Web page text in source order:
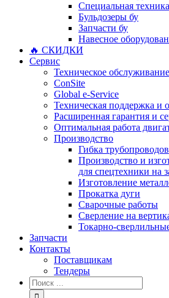
Специальная
Бульдозеры бу
Запчасти бу
Навесное
🔥 СКИДКИ
Сервис
Техническое
ConSite
Global e-Service
Техническая поддержка и
Расширенная гарантия и
Оптимальная работа
Производство
Гибка трубопроводов
Производство и
для спецтехники на
Изготовление
Прокатка дуги
Сварочные работы
Сверление на
Токарно-
Запчасти
Контакты
Поставщикам
Тендеры
Результат
поиска: